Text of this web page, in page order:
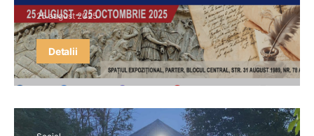
25 august 2025
Detalii